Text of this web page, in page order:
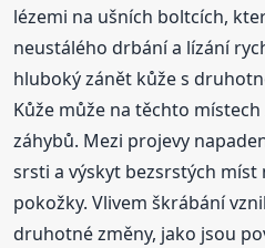
lézemi na ušních boltcích,
neustálého drbání a lízání
hluboký zánět kůže s
Kůže může na těchto
záhybů. Mezi projevy
srsti a výskyt bezsrstých
pokožky. Vlivem škrábání
druhotné změny, jako jsou